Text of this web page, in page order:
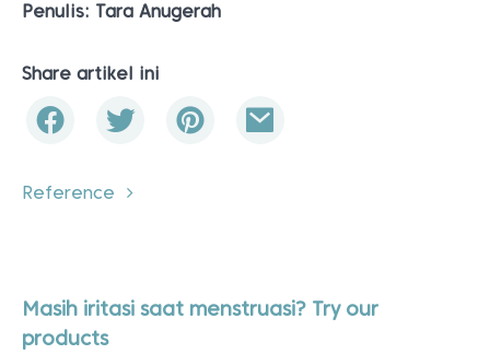
Penulis: Tara Anugerah
Share artikel ini
Reference
Masih iritasi saat menstruasi? Try our
products